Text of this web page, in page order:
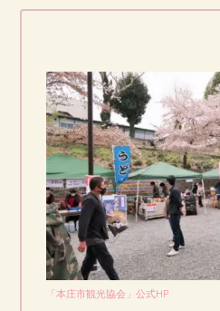
「本庄市観光協会」公式HP